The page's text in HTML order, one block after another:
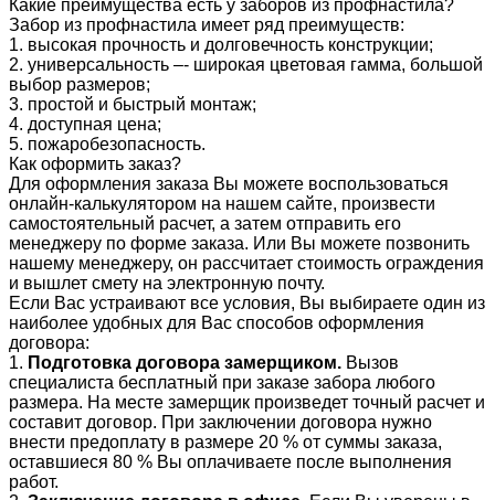
Какие преимущества есть у заборов из профнастила?
Забор из профнастила имеет ряд преимуществ:
1. высокая прочность и долговечность конструкции;
2. универсальность –- широкая цветовая гамма, большой
выбор размеров;
3. простой и быстрый монтаж;
4. доступная цена;
5. пожаробезопасность.
Как оформить заказ?
Для оформления заказа Вы можете воспользоваться
онлайн-калькулятором на нашем сайте, произвести
самостоятельный расчет, а затем отправить его
менеджеру по форме заказа. Или Вы можете позвонить
нашему менеджеру, он рассчитает стоимость ограждения
и вышлет смету на электронную почту.
Если Вас устраивают все условия, Вы выбираете один из
наиболее удобных для Вас способов оформления
договора:
1. Подготовка договора замерщиком. Вызов
специалиста бесплатный при заказе забора любого
размера. На месте замерщик произведет точный расчет и
составит договор. При заключении договора нужно
внести предоплату в размере 20 % от суммы заказа,
оставшиеся 80 % Вы оплачиваете после выполнения
работ.